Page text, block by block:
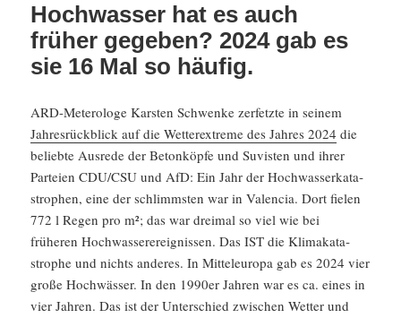
Hochwasser hat es auch
früher gegeben? 2024 gab es
sie 16 Mal so häufig.
ARD-Metero­loge Karsten Schwenke zerfetzte in seinem
Jahres­rück­blick auf die Wetter­ex­treme des Jahres 2024 die
beliebte Ausrede der Beton­köpfe und Suvisten und ihrer
Parteien CDU/​CSU und AfD: Ein Jahr der Hochwas­ser­ka­ta­
stro­phen, eine der schlimmsten war in Valencia. Dort fielen
772 l Regen pro m²; das war dreimal so viel wie bei
früheren Hochwas­ser­er­eig­nissen. Das IST die Klima­ka­ta­
strophe und nichts anderes. In Mittel­eu­ropa gab es 2024 vier
große Hochwässer. In den 1990er Jahren war es ca. eines in
vier Jahren. Das ist der Unter­schied zwischen Wetter und